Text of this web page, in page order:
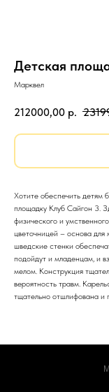
Детская
Марквел
212000,00 р.
Хотите обеспечить детям
площадку Клуб Сайгон 3.
физического и
цветочницей – основа
шведские стенки
подойдут и младенцам, и
мелом. Конструкция
вероятность травм.
тщательно отшлифована и